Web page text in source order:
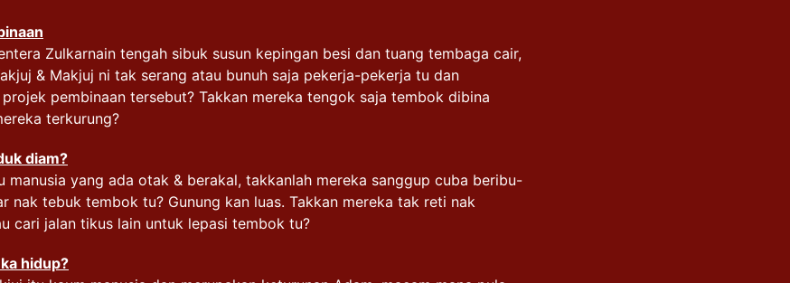
Zulkarnain tengah sibuk susun kepingan besi dan tuang tembaga cair,
& Makjuj ni tak serang atau bunuh saja pekerja-pekerja tu dan
pembinaan tersebut? Takkan mereka tengok saja tembok dibina
terkurung?
diam?
manusia yang ada otak & berakal, takkanlah mereka sanggup cuba beribu-
nak tebuk tembok tu? Gunung kan luas. Takkan mereka tak reti nak
cari jalan tikus lain untuk lepasi tembok tu?
hidup?